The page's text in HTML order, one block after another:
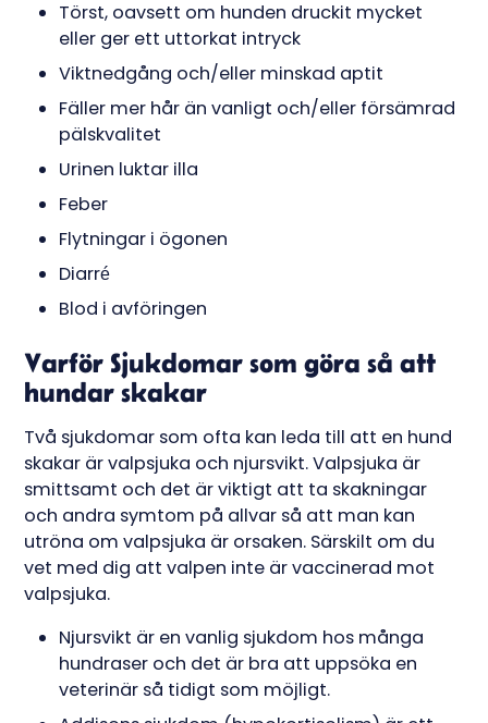
Törst, oavsett om hunden druckit mycket
eller ger ett uttorkat intryck
Viktnedgång och/eller minskad aptit
Fäller mer hår än vanligt och/eller försämrad
pälskvalitet
Urinen luktar illa
Feber
Flytningar i ögonen
Diarré
Blod i avföringen
Varför Sjukdomar som göra så att
hundar skakar
Två sjukdomar som ofta kan leda till att en hund
skakar är valpsjuka och njursvikt. Valpsjuka är
smittsamt och det är viktigt att ta skakningar
och andra symtom på allvar så att man kan
utröna om valpsjuka är orsaken. Särskilt om du
vet med dig att valpen inte är vaccinerad mot
valpsjuka.
Njursvikt är en vanlig sjukdom hos många
hundraser och det är bra att uppsöka en
veterinär så tidigt som möjligt.